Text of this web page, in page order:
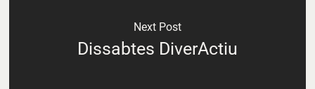
Next Post
Dissabtes DiverActiu